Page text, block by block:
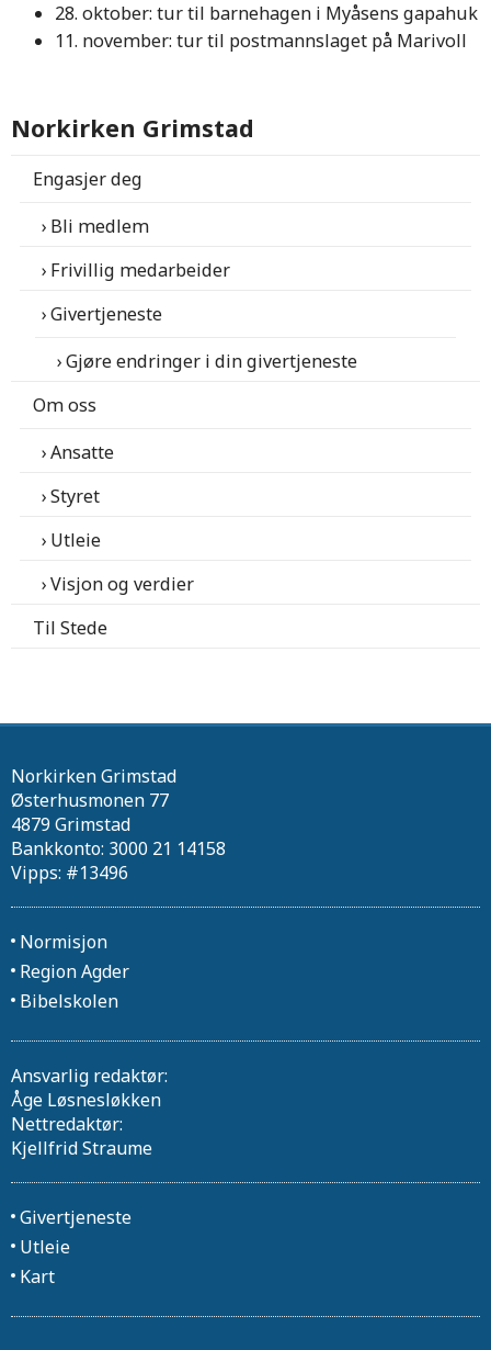
28. oktober: tur til barnehagen i Myåsens gapahuk
11. november: tur til postmannslaget på Marivoll
Norkirken Grimstad
Engasjer deg
Bli medlem
Frivillig medarbeider
Givertjeneste
Gjøre endringer i din givertjeneste
Om oss
Ansatte
Styret
Utleie
Visjon og verdier
Til Stede
Norkirken Grimstad
Østerhusmonen 77
4879 Grimstad
Bankkonto: 3000 21 14158
Vipps: #13496
Normisjon
Region Agder
Bibelskolen
Ansvarlig redaktør:
Åge Løsnesløkken
Nettredaktør:
Kjellfrid Straume
Givertjeneste
Utleie
Kart